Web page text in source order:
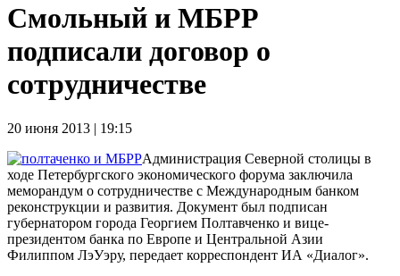
Смольный и МБРР
подписали договор о
сотрудничестве
20 июня 2013 | 19:15
Администрация Северной столицы в
ходе Петербургского экономического форума заключила
меморандум о сотрудничестве с Международным банком
реконструкции и развития. Документ был подписан
губернатором города Георгием Полтавченко и вице-
президентом банка по Европе и Центральной Азии
Филиппом ЛэУэру, передает корреспондент ИА «Диалог».